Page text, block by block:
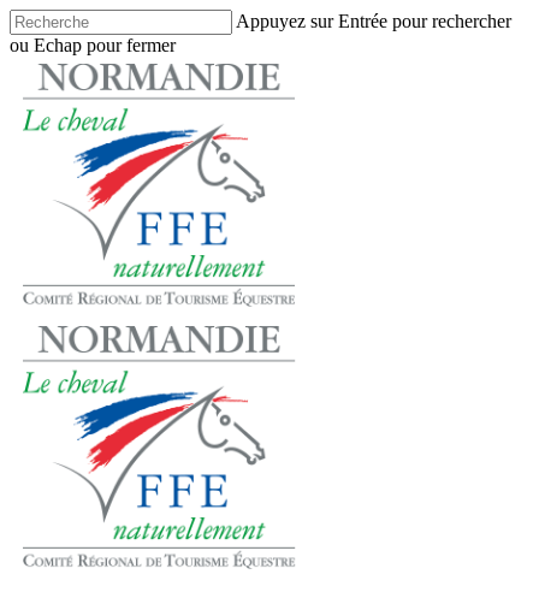
Skip
to
main
content
Appuyez sur Entrée pour rechercher
ou Echap pour fermer
Close
Search